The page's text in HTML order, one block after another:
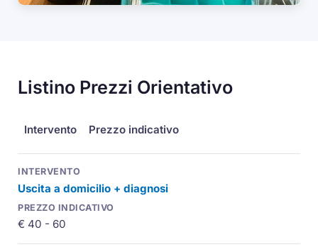
Listino Prezzi Orientativo
Intervento Prezzo indicativo
Uscita a domicilio + diagnosi
€ 40 - 60